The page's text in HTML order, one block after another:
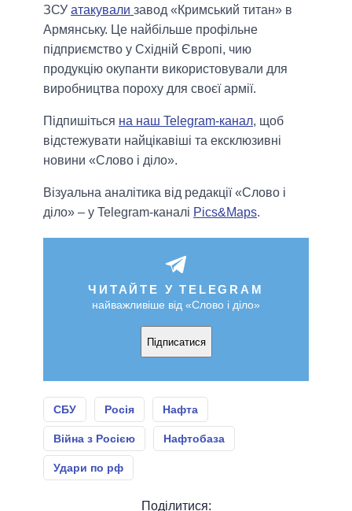
ЗСУ атакували завод «Кримський титан» в
Армянську. Це найбільше профільне
підприємство у Східній Європі, чию
продукцію окупанти використовували для
виробництва пороху для своєї армії.
Підпишіться на наш Telegram-канал, щоб
відстежувати найцікавіші та ексклюзивні
новини «Слово і діло».
Візуальна аналітика від редакції «Слово і
діло» – у Telegram-каналі Pics&Maps.
ЧИТАЙТЕ У TELEGRAM
найважливіше від «Слово і діло»
Підписатися
СБУ Росія Нафта
Війна з Росією Нафтобаза
Удари по рф
Поділитися: